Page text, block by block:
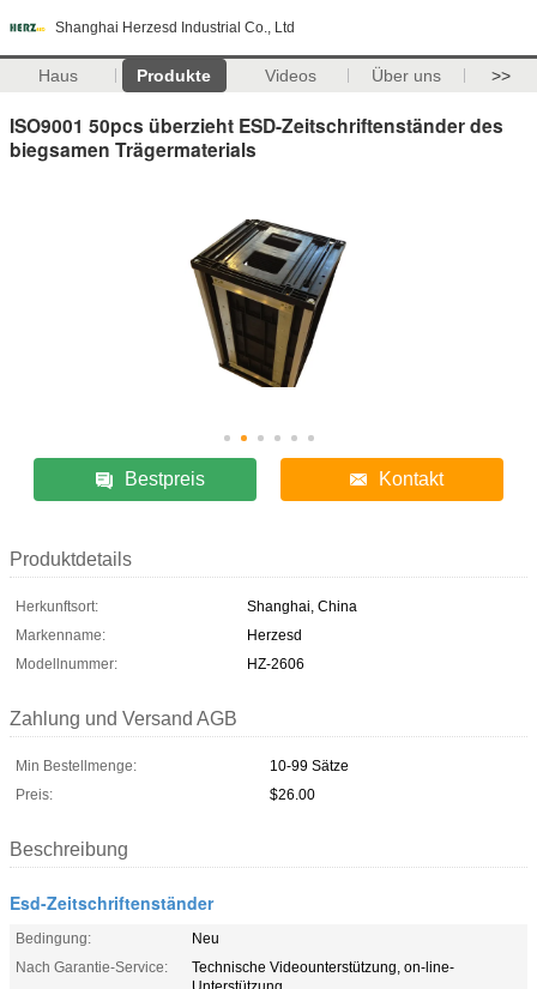
Shanghai Herzesd Industrial Co., Ltd
Haus Produkte Videos Über uns >>
ISO9001 50pcs überzieht ESD-Zeitschriftenständer des
biegsamen Trägermaterials
Bestpreis Kontakt
Produktdetails
Herkunftsort:
Shanghai, China
Markenname:
Herzesd
Modellnummer:
HZ-2606
Zahlung und Versand AGB
Min Bestellmenge:
10-99 Sätze
Preis:
$26.00
Beschreibung
Esd-Zeitschriftenständer
Bedingung:
Neu
Nach Garantie-Service:
Technische Videounterstützung, on-line-